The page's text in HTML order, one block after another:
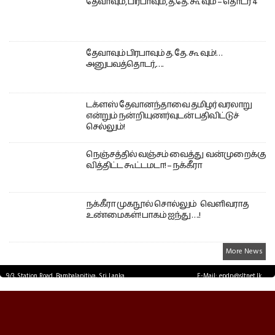
தேவாவும் பிரபாவும் த. தே. கூ வும்!…
அனுபவத்தொடர்,….
டக்ளஸ் தேவானந்தாவை தமிழர் வரலாறு
என்றும் நன்றியுணர்வுடன் பதிவிட்டுச்
செல்லும்!
நெஞ்சத்தில் வஞ்சம் வைத்து வன்முறைக்கு
வித்திட்ட கூட்டமடா! – நக்கீரா
நக்கீரா முகநூல் சொல்லும் வெளிவராத
உண்மைகள்! பாகம் ஐந்து ….!
More News
9/3, Station Road, Bambalapitiya, Sri Lanka.
E-Mail: epdp@sltnet.lk